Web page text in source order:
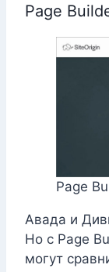
Page
Page
Авада и
Но с Page
могут